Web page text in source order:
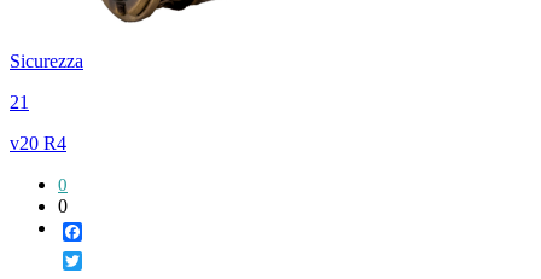
Sicurezza
21
v20 R4
0
0